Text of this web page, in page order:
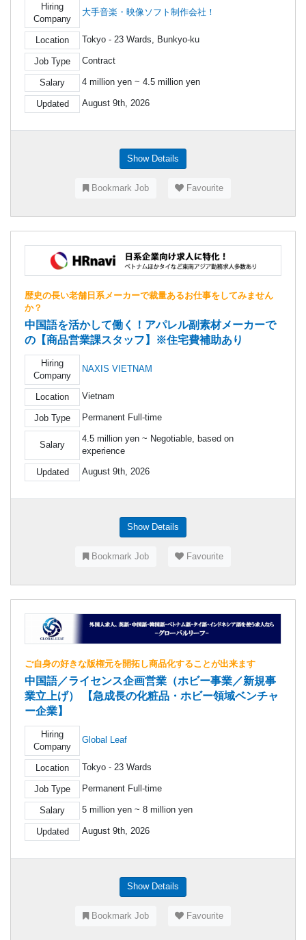
Hiring
Company
大手音楽・映像ソフト制作会社！
Location Tokyo - 23 Wards, Bunkyo-ku
Job Type Contract
Salary 4 million yen ~ 4.5 million yen
Updated August 9th, 2026
Show Details
Bookmark Job Favourite
歴史の長い老舗日系メーカーで裁量あるお仕事をしてみません
か？
中国語を活かして働く！アパレル副素材メーカーで
の【商品営業課スタッフ】※住宅費補助あり
Hiring
Company
NAXIS VIETNAM
Location Vietnam
Job Type Permanent Full-time
Salary
4.5 million yen ~ Negotiable, based on
experience
Updated August 9th, 2026
Show Details
Bookmark Job Favourite
ご自身の好きな版権元を開拓し商品化することが出来ます
中国語／ライセンス企画営業（ホビー事業／新規事
業立上げ） 【急成長の化粧品・ホビー領域ベンチャ
ー企業】
Hiring
Company
Global Leaf
Location Tokyo - 23 Wards
Job Type Permanent Full-time
Salary 5 million yen ~ 8 million yen
Updated August 9th, 2026
Show Details
Bookmark Job Favourite